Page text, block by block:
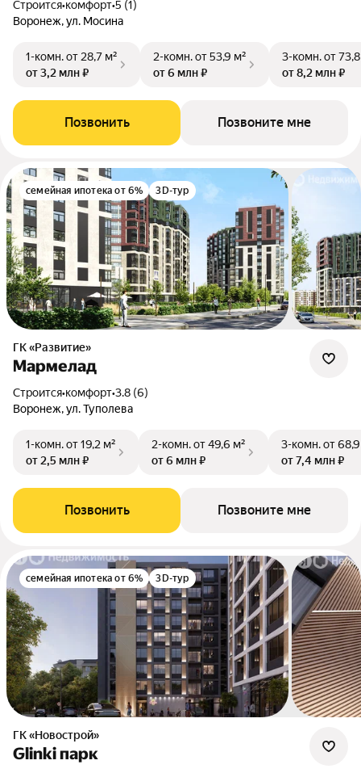
Строится•комфорт•5 (1)
Воронеж, ул. Мосина
1-комн.от 28,7 м²
от 3,2 млн ₽
2-комн.от 53,9 м²
от 6 млн ₽
3-комн.от
от 8,2 млн ₽
Позвонить Позвоните мне
семейная ипотека от 6% 3D-тур
ГК «Развитие»
Мармелад
Строится•комфорт•3.8 (6)
Воронеж, ул. Туполева
1-комн.от 19,2 м²
от 2,5 млн ₽
2-комн.от 49,6 м²
от 6 млн ₽
3-комн.от
от 7,4 млн ₽
Позвонить Позвоните мне
семейная ипотека от 6% 3D-тур
ГК «Новострой»
Glinki парк